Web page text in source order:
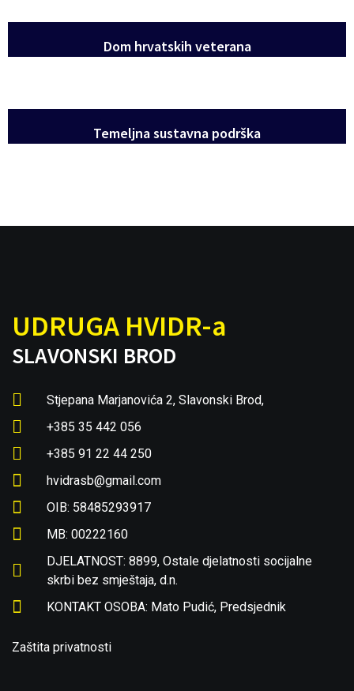
Dom hrvatskih veterana
Temeljna sustavna podrška
UDRUGA HVIDR-a
SLAVONSKI BROD
Stjepana Marjanovića 2, Slavonski Brod,
+385 35 442 056
+385 91 22 44 250
hvidrasb@gmail.com
OIB: 58485293917
MB: 00222160
DJELATNOST: 8899, Ostale djelatnosti socijalne
skrbi bez smještaja, d.n.
KONTAKT OSOBA: Mato Pudić, Predsjednik
Zaštita privatnosti